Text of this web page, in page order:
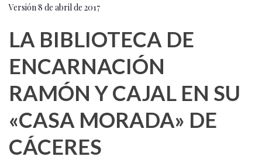
Versión 8 de abril de 2017
LA BIBLIOTECA DE
ENCARNACIÓN
RAMÓN Y CAJAL EN SU
«CASA MORADA» DE
CÁCERES